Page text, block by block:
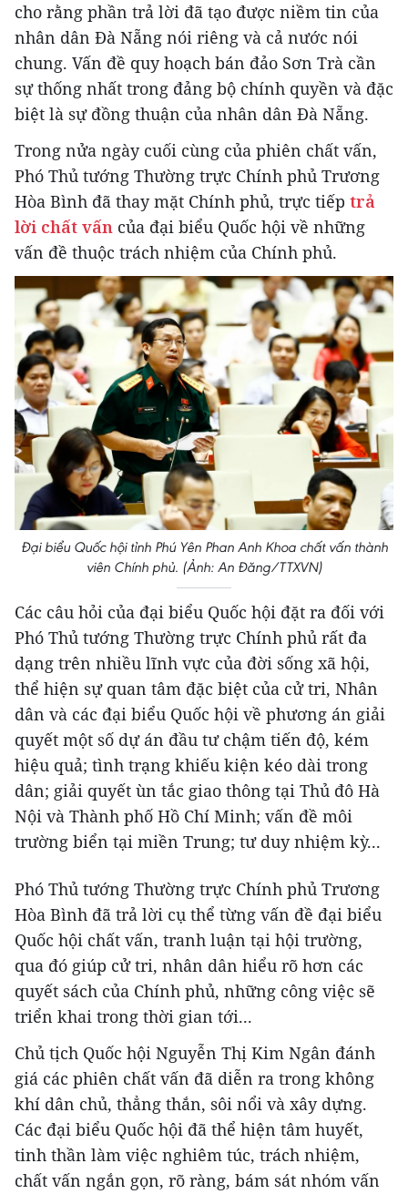
cho rằng phần trả lời đã tạo được niềm tin của
nhân dân Đà Nẵng nói riêng và cả nước nói
chung. Vấn đề quy hoạch bán đảo Sơn Trà cần
sự thống nhất trong đảng bộ chính quyền và đặc
biệt là sự đồng thuận của nhân dân Đà Nẵng.
Trong nửa ngày cuối cùng của phiên chất vấn,
Phó Thủ tướng Thường trực Chính phủ Trương
Hòa Bình đã thay mặt Chính phủ, trực tiếp trả
lời chất vấn của đại biểu Quốc hội về những
vấn đề thuộc trách nhiệm của Chính phủ.
Đại biểu Quốc hội tỉnh Phú Yên Phan Anh Khoa chất vấn thành
viên Chính phủ. (Ảnh: An Đăng/TTXVN)
Các câu hỏi của đại biểu Quốc hội đặt ra đối với
Phó Thủ tướng Thường trực Chính phủ rất đa
dạng trên nhiều lĩnh vực của đời sống xã hội,
thể hiện sự quan tâm đặc biệt của cử tri, Nhân
dân và các đại biểu Quốc hội về phương án giải
quyết một số dự án đầu tư chậm tiến độ, kém
hiệu quả; tình trạng khiếu kiện kéo dài trong
dân; giải quyết ùn tắc giao thông tại Thủ đô Hà
Nội và Thành phố Hồ Chí Minh; vấn đề môi
trường biển tại miền Trung; tư duy nhiệm kỳ...
Phó Thủ tướng Thường trực Chính phủ Trương
Hòa Bình đã trả lời cụ thể từng vấn đề đại biểu
Quốc hội chất vấn, tranh luận tại hội trường,
qua đó giúp cử tri, nhân dân hiểu rõ hơn các
quyết sách của Chính phủ, những công việc sẽ
triển khai trong thời gian tới...
Chủ tịch Quốc hội Nguyễn Thị Kim Ngân đánh
giá các phiên chất vấn đã diễn ra trong không
khí dân chủ, thẳng thắn, sôi nổi và xây dựng.
Các đại biểu Quốc hội đã thể hiện tâm huyết,
tinh thần làm việc nghiêm túc, trách nhiệm,
chất vấn ngắn gọn, rõ ràng, bám sát nhóm vấn